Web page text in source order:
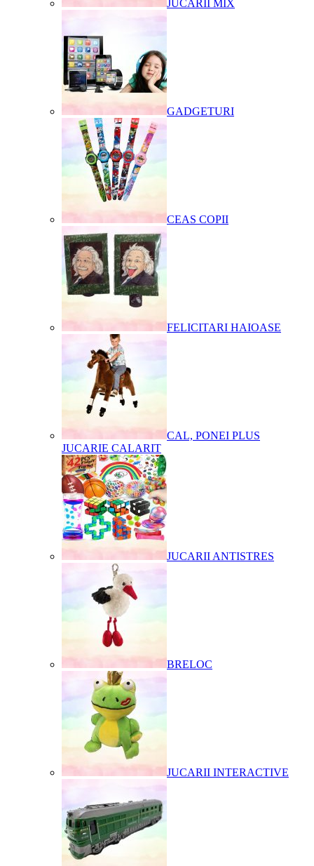
JUCARII MIX
GADGETURI
CEAS COPII
FELICITARI HAIOASE
CAL, PONEI PLUS
JUCARIE CALARIT
JUCARII ANTISTRES
BRELOC
JUCARII INTERACTIVE